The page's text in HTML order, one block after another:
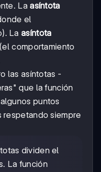
Laasíntota
el
Laasíntota
comportamiento
las asíntotas -
que la función
puntos
siempre
dividen el
La función